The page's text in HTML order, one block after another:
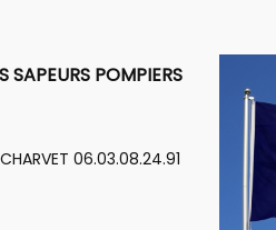
SAPEURS POMPIERS
06.03.08.24.91